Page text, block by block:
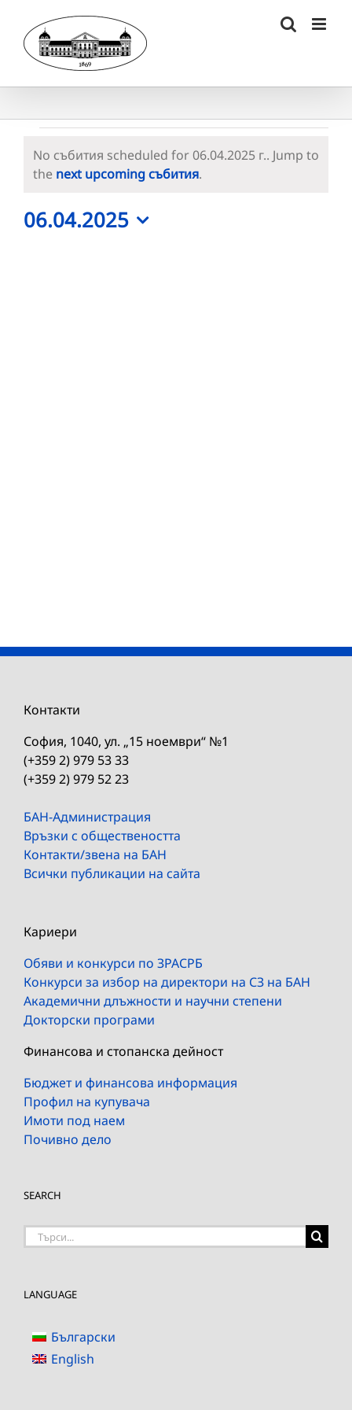
content
Събития
for
06.04.2025
г.
Notice
No събития scheduled for 06.04.2025 г.. Jump to
the next upcoming събития.
06.04.2025
Контакти
София, 1040, ул. „15 ноември“ №1
(+359 2) 979 53 33
(+359 2) 979 52 23
БАН-Администрация
Връзки с обществеността
Контакти/звена на БАН
Всички публикации на сайта
Кариери
Обяви и конкурси по ЗРАСРБ
Конкурси за избор на директори на СЗ на БАН
Академични длъжности и научни степени
Докторски програми
Финансова и стопанска дейност
Бюджет и финансова информация
Профил на купувача
Имоти под наем
Почивно дело
SEARCH
Търсене
LANGUAGE
Български
English